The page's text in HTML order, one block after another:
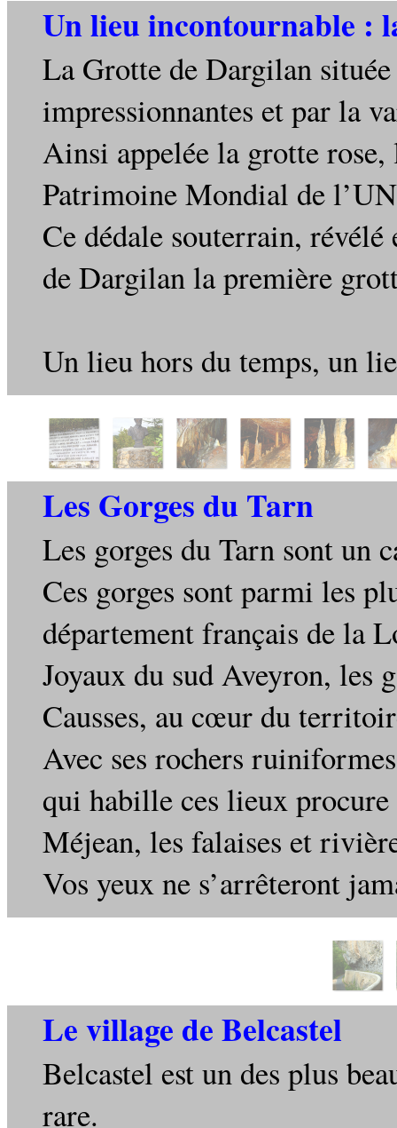
Un lieu incontournable :
La Grotte de Dargilan
impressionnantes et par la
Ainsi appelée la grotte
Patrimoine Mondial de
Ce dédale souterrain,
de Dargilan la première
Un lieu hors du temps, un
Les Gorges du Tarn
Les gorges du Tarn sont un
Ces gorges sont parmi les
département français de la
Joyaux du sud Aveyron, les
Causses, au cœur du
Avec ses rochers
qui habille ces lieux procure
Méjean, les falaises et
Vos yeux ne s’arrêteront
Le village de Belcastel
Belcastel est un des plus
rare.